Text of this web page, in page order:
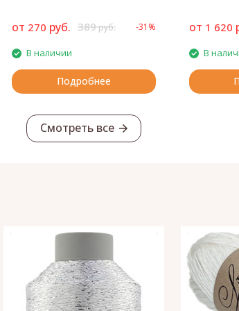
от 270 руб. 389руб. -31%
В наличии
Подробнее
от 1 620
В
Смотреть все